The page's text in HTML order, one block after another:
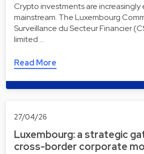
Crypto investments are
mainstream. The Luxembourg
Surveillance du Secteur Financier
limited …
Read More
27/04/26
Luxembourg: a strategic
cross-border corporate